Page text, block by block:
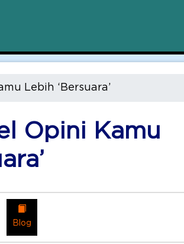
Lebih ‘Bersuara’
Opini Kamu
Blog